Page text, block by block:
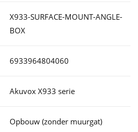
X933-SURFACE-MOUNT-ANGLE-
BOX
6933964804060
Akuvox X933 serie
Opbouw (zonder muurgat)